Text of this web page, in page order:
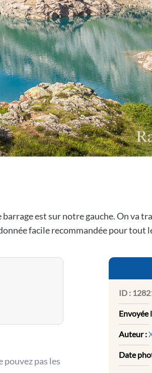
est sur notre gauche. On va
facile recommandée pour tout
pas les
ID :
Envoyée
Auteur :
Date